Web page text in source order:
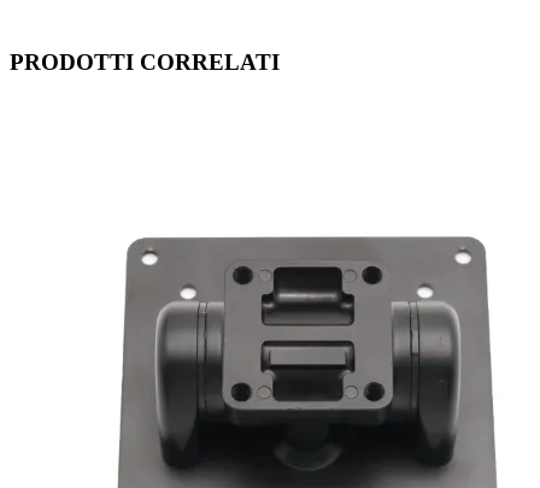
PRODOTTI CORRELATI